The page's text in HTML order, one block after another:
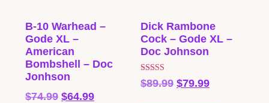
B-10 Warhead –
Gode XL –
American
Bombshell – Doc
Jonhson
$74.99 $64.99
Dick Rambone
Cock – Gode XL –
Doc Johnson
Note
5.00
$89.99 $79.99